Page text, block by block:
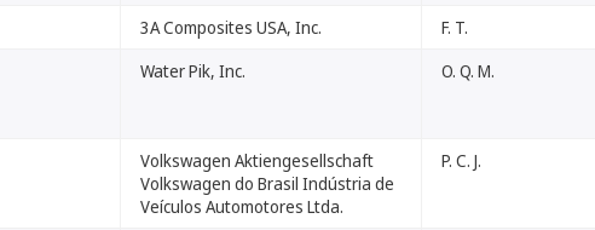
3A Composites USA, Inc. F. T.
Water Pik, Inc. O. Q. M.
Volkswagen Aktiengesellschaft
Volkswagen do Brasil Indústria de
Veículos Automotores Ltda.
P. C. J.